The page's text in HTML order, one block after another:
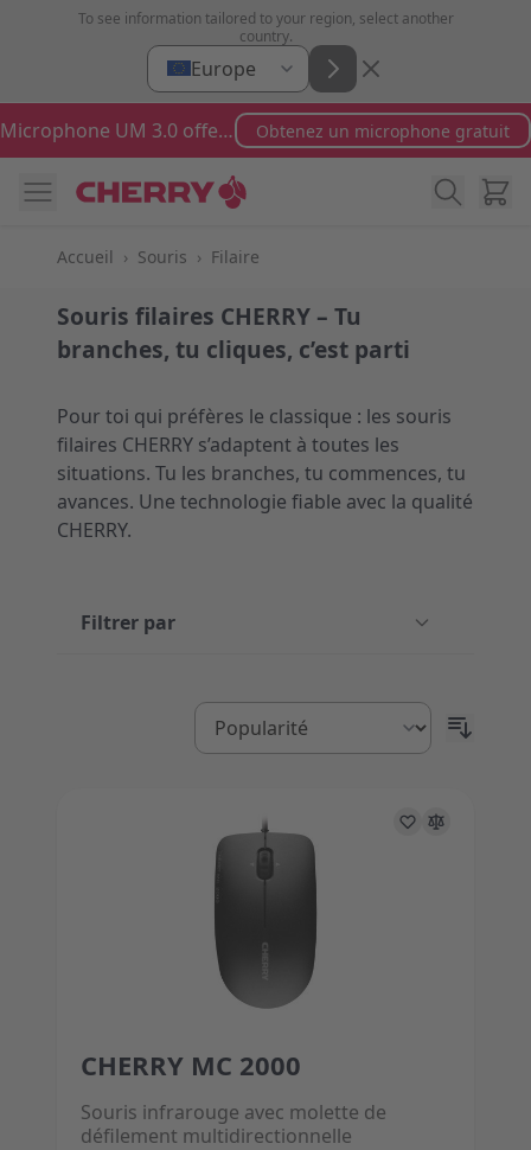
Aller au contenuTo see information tailored to your region, select another
country.
Europe
Microphone UM 3.0 offert pour toute commande supérieure à 100 € Obtenez un microphone gratuit
Cart
Accueil › Souris › Filaire
Souris filaires CHERRY – Tu
branches, tu cliques, c’est parti
Pour toi qui préfères le classique : les souris
filaires CHERRY s’adaptent à toutes les
situations. Tu les branches, tu commences, tu
avances. Une technologie fiable avec la qualité
CHERRY.
Filtrer par
Souris infrarouge avec molette de
défilement multidirectionnelle
The price depends on the options chosen on the
CHERRY MC 2000